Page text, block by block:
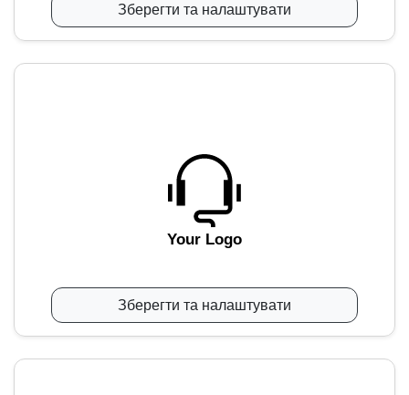
Зберегти та налаштувати
Your Logo
Зберегти та налаштувати